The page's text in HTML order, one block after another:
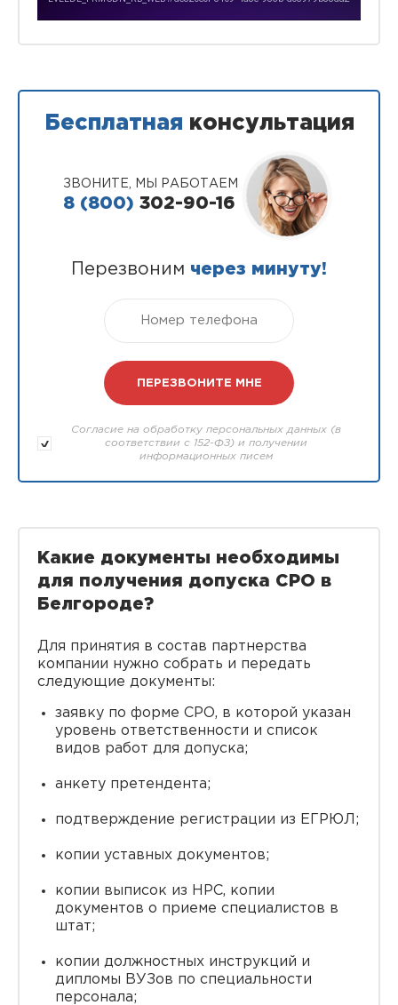
Бесплатная консультация
ЗВОНИТЕ, МЫ РАБОТАЕМ
8 (800) 302-90-16
Перезвоним через минуту!
Согласие на обработку персональных данных (в
соответствии с 152-ФЗ) и получении
информационных писем
Какие документы необходимы
для получения допуска СРО в
Белгороде?
Для принятия в состав партнерства
компании нужно собрать и передать
следующие документы:
заявку по форме СРО, в которой указан
уровень ответственности и список
видов работ для допуска;
анкету претендента;
подтверждение регистрации из ЕГРЮЛ;
копии уставных документов;
копии выписок из НРС, копии
документов о приеме специалистов в
штат;
копии должностных инструкций и
дипломы ВУЗов по специальности
персонала;